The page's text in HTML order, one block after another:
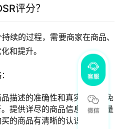
评分？
续的过程，需要商家在商品、
和提升。
描述的准确性和真实性，避免
提供详尽的商品信息和高质量
的商品有清晰的认识。